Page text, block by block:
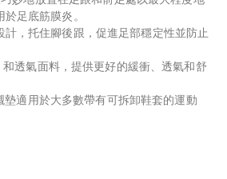
足底筋膜炎。
，托住腳後跟，促進足部穩定性並防止
透氣面料，提供更好的緩衝、透氣和舒
適用於大多數帶有可拆卸鞋套的運動